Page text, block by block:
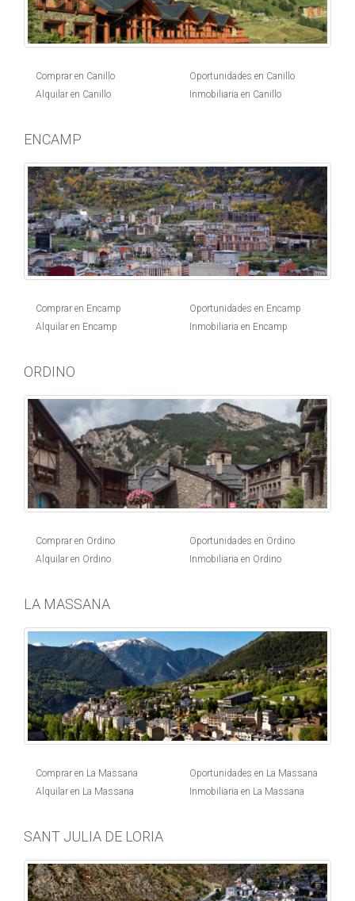
Comprar en Canillo
Alquilar en Canillo
Oportunidades en Canillo
Inmobiliaria en Canillo
ENCAMP
Comprar en Encamp
Alquilar en Encamp
Oportunidades en Encamp
Inmobiliaria en Encamp
ORDINO
Comprar en Ordino
Alquilar en Ordino
Oportunidades en Ordino
Inmobiliaria en Ordino
LA MASSANA
Comprar en La Massana
Alquilar en La Massana
Oportunidades en La Massana
Inmobiliaria en La Massana
SANT JULIA DE LORIA